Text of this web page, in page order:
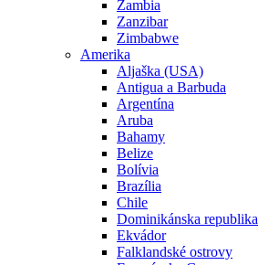
Zambia
Zanzibar
Zimbabwe
Amerika
Aljaška (USA)
Antigua a Barbuda
Argentína
Aruba
Bahamy
Belize
Bolívia
Brazília
Chile
Dominikánska republika
Ekvádor
Falklandské ostrovy